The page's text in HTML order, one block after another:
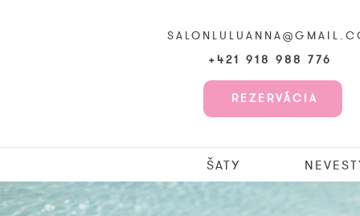
+421 918 988 776
REZERVÁCIA
ŠATY